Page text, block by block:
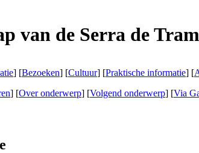
van de Serra de
] [Bezoeken] [Cultuur] [Praktische informatie] [
] [Over onderwerp] [Volgend onderwerp] [Via